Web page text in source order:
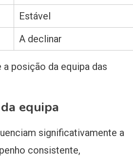
Estável
A declinar
posição da equipa das
equipa
significativamente a
consistente,